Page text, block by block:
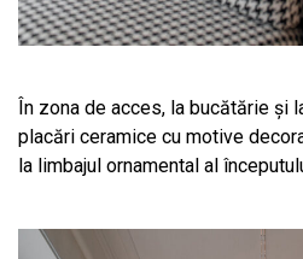
În zona de acces, la bucătărie
placări ceramice cu motive
la limbajul ornamental al